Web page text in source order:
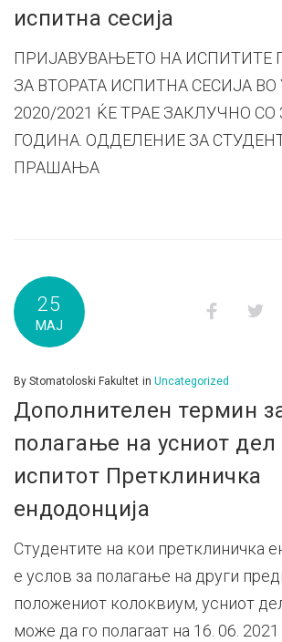
испитна сесија
ПРИЈАВУВАЊЕТО НА ИСПИТИТЕ
ЗА ВТОРАТА ИСПИТНА СЕСИЈА ВО
2020/2021 ЌЕ ТРАЕ ЗАКЛУЧНО СО
ГОДИНА. ОДДЕЛЕНИЕ ЗА
ПРАШАЊА
25
МАЈ
Facebook
By Stomatoloski Fakultet in Uncategorized
Дополнителен термин
полагање на усниот дел
испитот Претклиничка
ендодонција
Студентите на кои претклиничка
е услов за полагање на други
положениот колоквиум, усниот
може да го полагаат на 16. 06. 2021